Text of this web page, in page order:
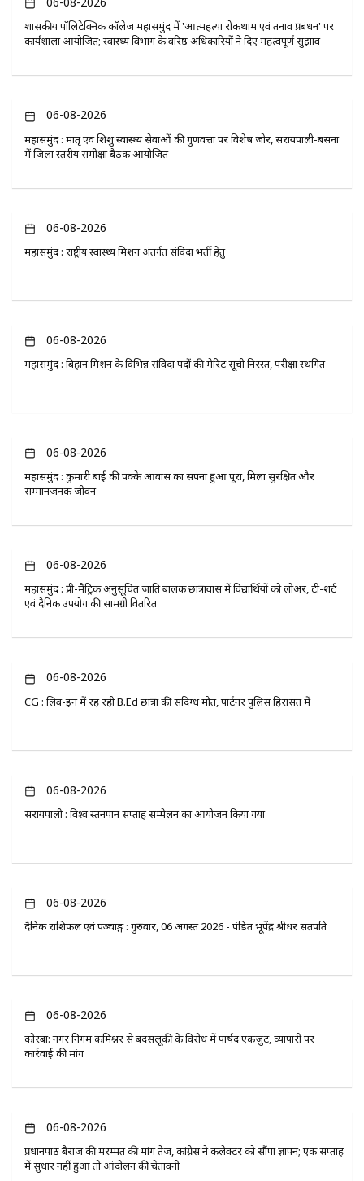
​शासकीय पॉलिटेक्निक कॉलेज महासमुंद में 'आत्महत्या रोकथाम एवं तनाव प्रबंधन' पर
कार्यशाला आयोजित; स्वास्थ्य विभाग के वरिष्ठ अधिकारियों ने दिए महत्वपूर्ण सुझाव
06-08-2026
महासमुंद : मातृ एवं शिशु स्वास्थ्य सेवाओं की गुणवत्ता पर विशेष जोर, सरायपाली-बसना
में जिला स्तरीय समीक्षा बैठक आयोजित
06-08-2026
महासमुंद : राष्ट्रीय स्वास्थ्य मिशन अंतर्गत संविदा भर्ती हेतु
06-08-2026
महासमुंद : बिहान मिशन के विभिन्न संविदा पदों की मेरिट सूची निरस्त, परीक्षा स्थगित
06-08-2026
महासमुंद : कुमारी बाई की पक्के आवास का सपना हुआ पूरा, मिला सुरक्षित और
सम्मानजनक जीवन
06-08-2026
महासमुंद : प्री-मैट्रिक अनुसूचित जाति बालक छात्रावास में विद्यार्थियों को लोअर, टी-शर्ट
एवं दैनिक उपयोग की सामग्री वितरित
06-08-2026
CG : लिव-इन में रह रही B.Ed छात्रा की संदिग्ध मौत, पार्टनर पुलिस हिरासत में
06-08-2026
सरायपाली : विश्व स्तनपान सप्ताह सम्मेलन का आयोजन किया गया
06-08-2026
दैनिक राशिफल एवं पञ्चाङ्ग : गुरुवार, 06 अगस्त 2026 - पंडित भूपेंद्र श्रीधर सतपति
06-08-2026
कोरबा: नगर निगम कमिश्नर से बदसलूकी के विरोध में पार्षद एकजुट, व्यापारी पर
कार्रवाई की मांग
06-08-2026
प्रधानपाठ बैराज की मरम्मत की मांग तेज, कांग्रेस ने कलेक्टर को सौंपा ज्ञापन; एक सप्ताह
में सुधार नहीं हुआ तो आंदोलन की चेतावनी